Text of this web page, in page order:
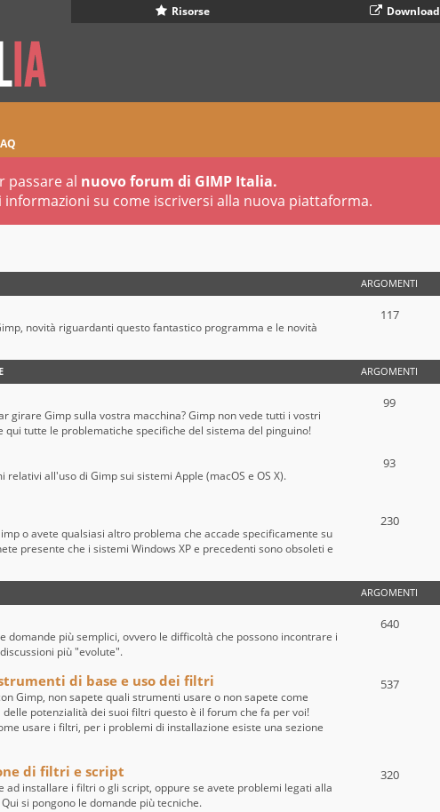
Risorse Download
passare al nuovo forum di GIMP Italia.
informazioni su come iscriversi alla nuova piattaforma.
ARGOMENTI
novità riguardanti questo fantastico programma e le novità
117
ARGOMENTI
girare Gimp sulla vostra macchina? Gimp non vede tutti i vostri
qui tutte le problematiche specifiche del sistema del pinguino!
99
all'uso di Gimp sui sistemi Apple (macOS e OS X).
93
o avete qualsiasi altro problema che accade specificamente su
presente che i sistemi Windows XP e precedenti sono obsoleti e
230
ARGOMENTI
domande più semplici, ovvero le difficoltà che possono incontrare i
più "evolute".
640
di base e uso dei filtri
Gimp, non sapete quali strumenti usare o non sapete come
potenzialità dei suoi filtri questo è il forum che fa per voi!
usare i filtri, per i problemi di installazione esiste una sezione
537
di filtri e script
ad installare i filtri o gli script, oppure se avete problemi legati alla
si pongono le domande più tecniche.
320